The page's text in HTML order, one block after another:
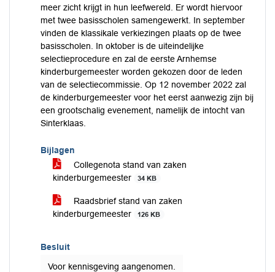
meer zicht krijgt in hun leefwereld. Er wordt hiervoor
met twee basisscholen samengewerkt. In september
vinden de klassikale verkiezingen plaats op de twee
basisscholen. In oktober is de uiteindelijke
selectieprocedure en zal de eerste Arnhemse
kinderburgemeester worden gekozen door de leden
van de selectiecommissie. Op 12 november 2022 zal
de kinderburgemeester voor het eerst aanwezig zijn bij
een grootschalig evenement, namelijk de intocht van
Sinterklaas.
Bijlagen
Collegenota stand van zaken
kinderburgemeester
34 KB
Raadsbrief stand van zaken
kinderburgemeester
126 KB
Besluit
Voor kennisgeving aangenomen.